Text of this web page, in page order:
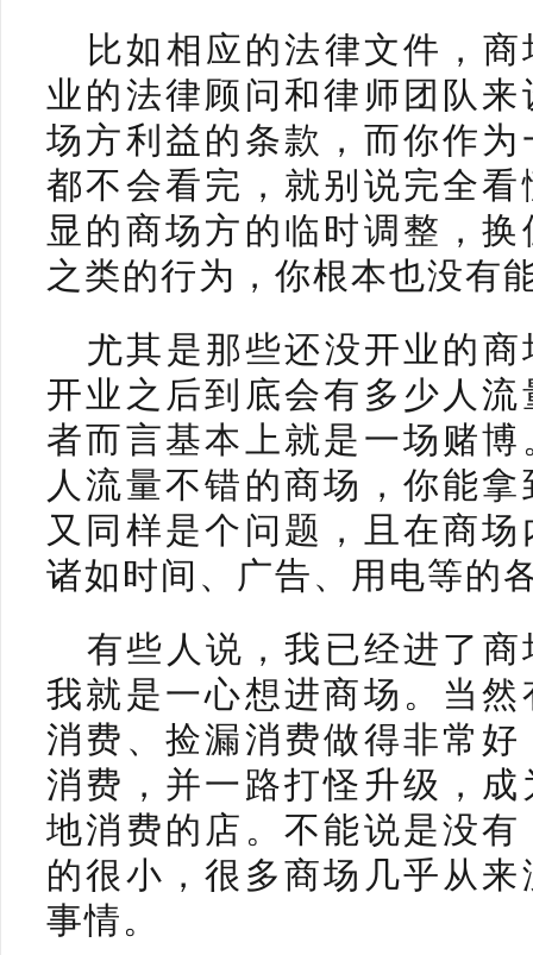
比如相应的法律文件，
业的法律顾问和律师团队
场方利益的条款，而你作
都不会看完，就别说完全
显的商场方的临时调整，
之类的行为，你根本也没有
尤其是那些还没开业的
开业之后到底会有多少人
者而言基本上就是一场赌
人流量不错的商场，你能
又同样是个问题，且在商
诸如时间、广告、用电等的
有些人说，我已经进了
我就是一心想进商场。当
消费、捡漏消费做得非常
消费，并一路打怪升级，
地消费的店。不能说是没
的很小，很多商场几乎从
事情。